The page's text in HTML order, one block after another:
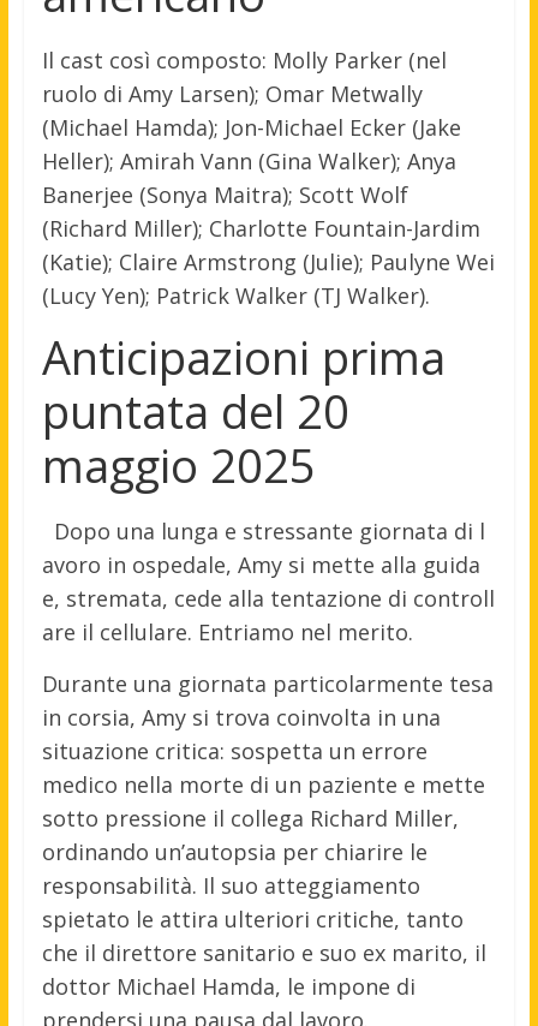
Il cast così composto: Molly Parker (nel
ruolo di Amy Larsen); Omar Metwally
(Michael Hamda); Jon-Michael Ecker (Jake
Heller); Amirah Vann (Gina Walker); Anya
Banerjee (Sonya Maitra); Scott Wolf
(Richard Miller); Charlotte Fountain-Jardim
(Katie); Claire Armstrong (Julie); Paulyne Wei
(Lucy Yen); Patrick Walker (TJ Walker).
Anticipazioni prima
puntata del 20
maggio 2025
Dopo una lunga e stressante giornata di l
avoro in ospedale, Amy si mette alla guida
e, stremata, cede alla tentazione di controll
are il cellulare. Entriamo nel merito.
Durante una giornata particolarmente tesa
in corsia, Amy si trova coinvolta in una
situazione critica: sospetta un errore
medico nella morte di un paziente e mette
sotto pressione il collega Richard Miller,
ordinando un’autopsia per chiarire le
responsabilità. Il suo atteggiamento
spietato le attira ulteriori critiche, tanto
che il direttore sanitario e suo ex marito, il
dottor Michael Hamda, le impone di